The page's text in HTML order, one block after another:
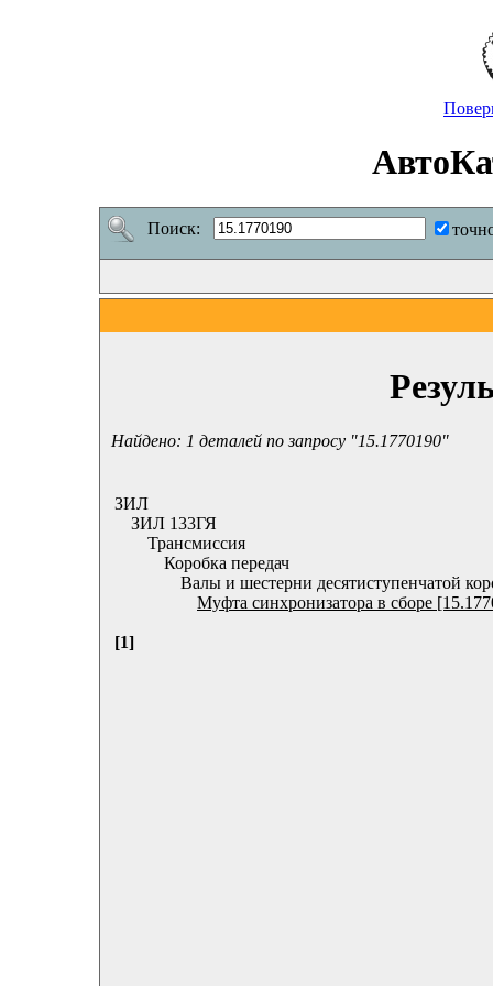
Поиск:
Найдено: 1 деталей по запросу "15.1770190"
ЗИЛ
ЗИЛ 133ГЯ
Трансмиссия
Коробка передач
Валы и шестерни десятиступенчатой
Муфта синхронизатора в сборе
[1]